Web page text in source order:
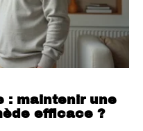
: maintenir une
efficace ?